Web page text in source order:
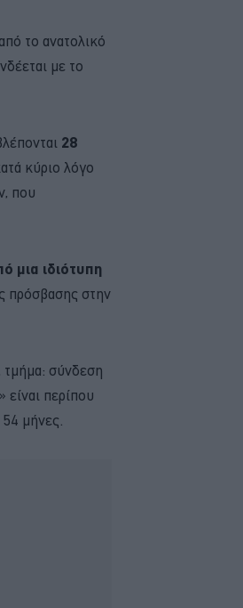
το ανατολικό
με το
28
κύριο λόγο
που
μια ιδιότυπη
πρόσβασης στην
τμήμα: σύνδεση
περίπου
μήνες.